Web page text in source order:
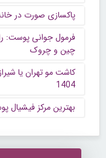
پاکسازی صورت در
فرمول جوانی پوست:
چین و چروک
کاشت مو تهران یا
1404
بهترین مرکز فیشیال پوست